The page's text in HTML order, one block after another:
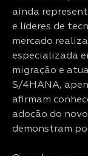
ainda
e líderes de
mercado
especializada
migração e
S/4HANA,
afirmam
adoção do
demonstram